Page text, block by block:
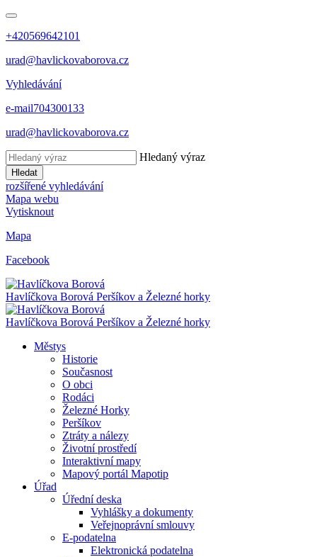
+420569642101
urad@havlickovaborova.cz
Vyhledávání
e-mail704300133
urad@havlickovaborova.cz
Hledaný výraz
Hledat
rozšířené vyhledávání
Mapa webu
Vytisknout
Mapa
Facebook
Havlíčkova Borová Peršíkov a Železné horky
Havlíčkova Borová Peršíkov a Železné horky
Městys
Historie
Současnost
O obci
Rodáci
Železné Horky
Peršíkov
Ztráty a nálezy
Životní prostředí
Interaktivní mapy
Mapový portál Mapotip
Úřad
Úřední deska
Vyhlášky a dokumenty
Veřejnoprávní smlouvy
E-podatelna
Elektronická podatelna